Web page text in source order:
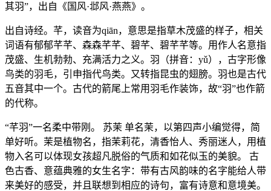
其羽”，出自《国风·邶风·燕燕》。
出自诗经。芊，读音为qiān，意思是指草木茂盛的样子，相关
词语有郁郁芊芊、森森芊芊、碧芊、碧芊芊等。用作人名意指
茂盛、生机勃勃、充满活力之义。羽（拼音：yǔ），古字形像
鸟类的羽毛，引申指代鸟类。又转指昆虫的翅膀。羽也是古代
五音其中一个。古代的箭尾上常用羽毛作装饰，故“羽”也作箭
的代称。
“芊羽”一名柔中带刚。 苏茉 单名茉，以第四声小编觉得，简
单好听。茉是植物名，指茉莉花，清香怡人、秀丽迷人，用植
物入名可以体现女孩超凡脱俗的气质和如花似玉的美貌。 古
色古香、意蕴典雅的女生名字：带有古风韵味的名字能给人带
来美好的感受，并且联想到相应的诗句，富有诗意和意境美。